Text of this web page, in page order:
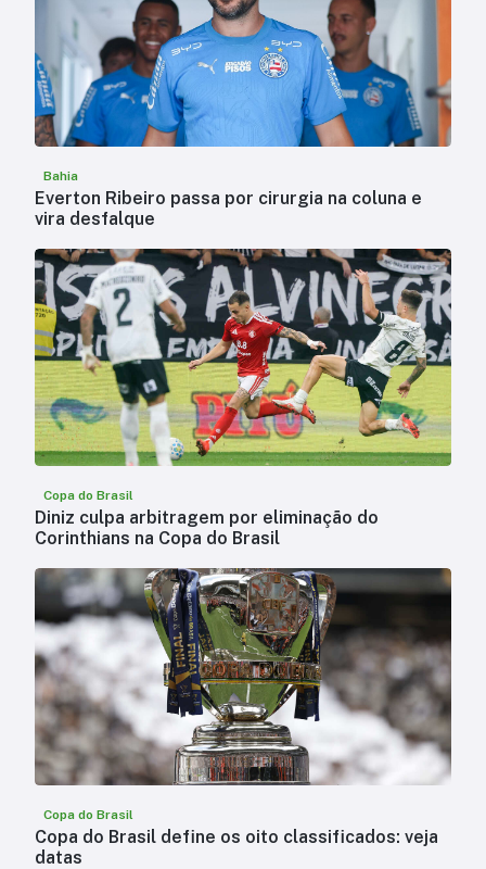
Bahia
Everton Ribeiro passa por cirurgia na coluna e
vira desfalque
Copa do Brasil
Diniz culpa arbitragem por eliminação do
Corinthians na Copa do Brasil
Copa do Brasil
Copa do Brasil define os oito classificados: veja
datas